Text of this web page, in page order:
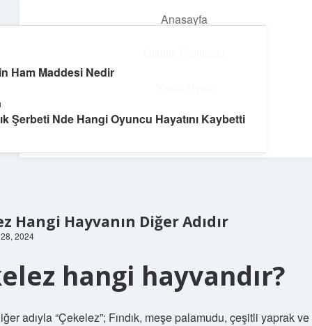
Anasayfa
Hakkımızda
Hangi Hayvanın Diğer Adıdır
2024
hangi hayvandır?
adıyla “Çekelez”; Fındık, meşe palamudu, çeşitli yaprak ve
Ham Maddesi Nedir
Şerbeti Nde Hangi Oyuncu Hayatını Kaybetti